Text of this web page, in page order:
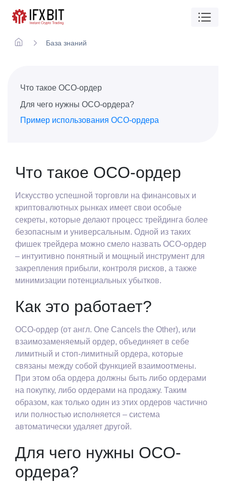
База знаний
Что такое OCO-ордер
Для чего нужны OCO-ордера?
Пример использования OCO-ордера
Что такое OCO-ордер
Искусство успешной торговли на финансовых и
криптовалютных рынках имеет свои особые
секреты, которые делают процесс трейдинга более
безопасным и универсальным. Одной из таких
фишек трейдера можно смело назвать OCO-ордер
– интуитивно понятный и мощный инструмент для
закрепления прибыли, контроля рисков, а также
минимизации потенциальных убытков.
Как это работает?
OCO-ордер (от англ. One Cancels the Other), или
взаимозаменяемый ордер, объединяет в себе
лимитный и стоп-лимитный ордера, которые
связаны между собой функцией взаимоотмены.
При этом оба ордера должны быть либо ордерами
на покупку, либо ордерами на продажу. Таким
образом, как только один из этих ордеров частично
или полностью исполняется – система
автоматически удаляет другой.
Для чего нужны OCO-
ордера?